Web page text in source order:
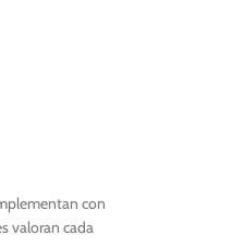
con
valoran cada